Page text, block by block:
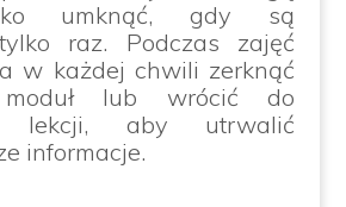
umknąć, gdy są
raz. Podczas zajęć
w każdej chwili zerknąć
lub wrócić do
lekcji, aby utrwalić
informacje.